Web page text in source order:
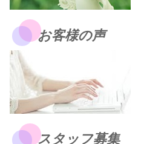
お客様の声
スタッフ募集